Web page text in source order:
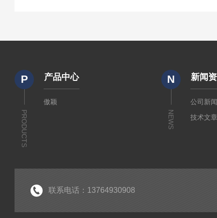
P
PRODUCTS
产品中心
傲颖
N
NEWS
新闻
公司新
技术文
联系电话：13764930908